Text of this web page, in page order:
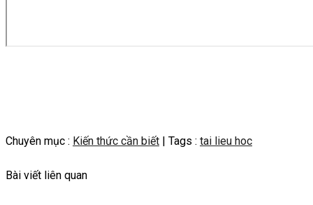
Chuyên mục : Kiến thức cần biết | Tags : tai lieu hoc
Bài viết liên quan